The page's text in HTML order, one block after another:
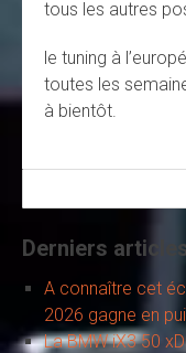
tous les autres
le tuning à
toutes les
à bientôt.
Derniers
A connaître cet
2026 gagne en
La BMW iX3 50